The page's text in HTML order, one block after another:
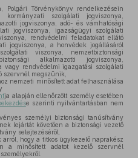
Polgári Törvénykönyv rendelkezésein
kormányzati szolgálati jogviszonya,
jogviszonya, adó- és vámhatósági
jogviszonya, igazságügyi szolgálati
rendvédelmi feladatokat ellátó
jogviszonya, a honvédek jogállásáról
viszonya, nemzetbiztonsági
alkalmazotti jogviszonya,
vagy rendvédelmi igazgatási szolgálati
szervnél megszűnik,
nemzeti minősített adat felhasználása
ja alapján ellenőrzött személy esetében
e szerinti nyilvántartásban nem
személyi biztonsági tanúsítvány
lejártát követően a biztonsági vezető
selejtezéséről.
arról, hogy a titkos ügykezelő naprakész
a minősített adatot kezelő szervnél